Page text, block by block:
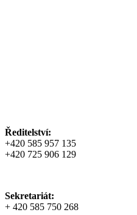
Ředitelství:
+420 585 957 135
+420 725 906 129
Sekretariát:
+ 420 585 750 268